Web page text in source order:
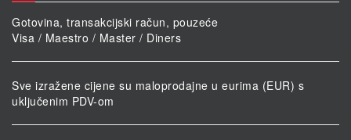
Gotovina, transakcijski račun, pouzeće
Visa / Maestro / Master / Diners
Sve izražene cijene su maloprodajne u eurima (EUR) s
uključenim PDV-om